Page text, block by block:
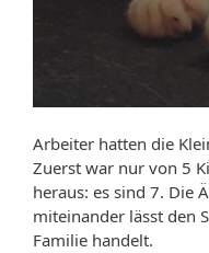
Arbeiter hatten die
Zuerst war nur von 5
heraus: es sind 7. Die
miteinander lässt den
Familie handelt.